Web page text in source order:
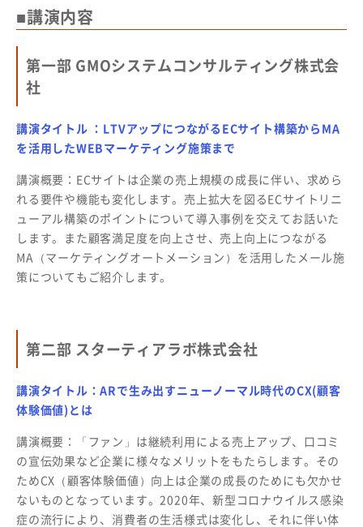
■講演内容
第一部 GMOシステムコンサルティング株式会
社
講演タイトル ：LTVアップにつながるECサイト構築からMA
を活用したWEBマーケティング施策まで
講演概要：ECサイトは企業の売上規模の成長に伴い、求めら
れる要件や機能も変化します。売上拡大を図るECサイトリニ
ューアル構築のポイントについて導入事例を交えてお話いた
します。また顧客満足度を向上させ、売上向上につながる
MA（マーケティングオートメーション）を活用したメール施
策についてもご紹介します。
第二部 スターティアラボ株式会社
講演タイトル：ARで生み出すニューノーマル時代のCX(顧客
体験価値)とは
講演概要：「ファン」は継続利用による売上アップ、口コミ
の宣伝効果など企業に様々なメリットをもたらします。その
ためCX（顧客体験価値）向上は企業の成長のためにも欠かせ
ないものとなっています。2020年、新型コロナウイルス感染
症の流行により、消費者の生活様式は変化し、それに伴い体